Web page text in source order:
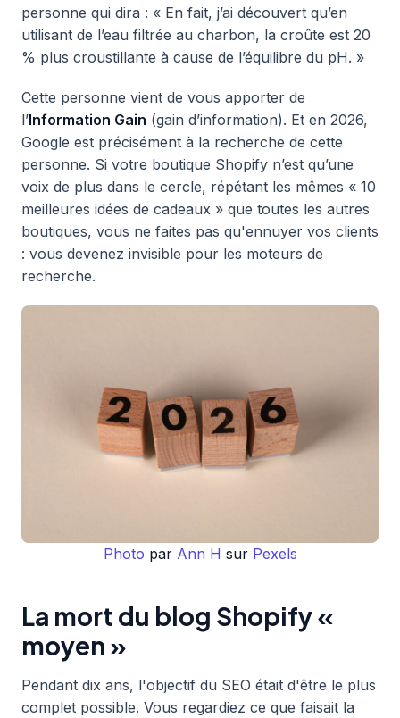
personne qui dira : « En fait, j’ai découvert qu’en
utilisant de l’eau filtrée au charbon, la croûte est 20
% plus croustillante à cause de l’équilibre du pH. »
Cette personne vient de vous apporter de
l’Information Gain (gain d’information). Et en 2026,
Google est précisément à la recherche de cette
personne. Si votre boutique Shopify n’est qu’une
voix de plus dans le cercle, répétant les mêmes « 10
meilleures idées de cadeaux » que toutes les autres
boutiques, vous ne faites pas qu'ennuyer vos clients
: vous devenez invisible pour les moteurs de
recherche.
Photo par Ann H sur Pexels
La mort du blog Shopify «
moyen »
Pendant dix ans, l'objectif du SEO était d'être le plus
complet possible. Vous regardiez ce que faisait la